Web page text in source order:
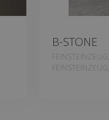
B-STONE
FEINSTEINZEUG,
FEINSTEINZEUG,